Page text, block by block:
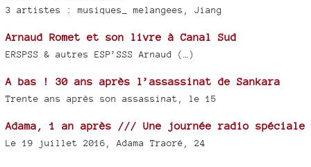
3 artistes : musiques_ melangees, Jiang
Arnaud Romet et son livre à Canal Sud
ERSPSS & autres ESP’SSS Arnaud (…)
A bas ! 30 ans après l’assassinat de Sankara
Trente ans après son assassinat, le 15
Adama, 1 an après /// Une journée radio spéciale
Le 19 juillet 2016, Adama Traoré, 24